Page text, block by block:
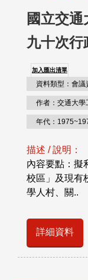
國立交
九十次行
加入匯出清單
資料類型：會議
作者：交通大學
年代：
描述 / 說明：
內容要點：擬
校區」及現有
學人村、關..
詳細資料